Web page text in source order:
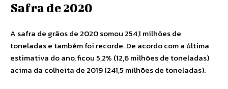
Safra de 2020
A safra de grãos de 2020 somou 254,1 milhões de
toneladas e também foi recorde. De acordo com a última
estimativa do ano, ficou 5,2% (12,6 milhões de toneladas)
acima da colheita de 2019 (241,5 milhões de toneladas).